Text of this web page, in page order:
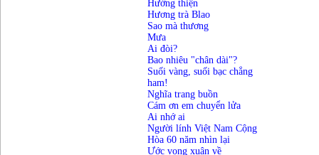
Hướng thiện
Hương trà Blao
Sao mà thương
Mưa
Ai đòi?
Bao nhiêu "chân dài"?
Suối vàng, suối bạc chẳng
ham!
Nghĩa trang buồn
Cám ơn em chuyển lửa
Ai nhớ ai
Người lính Việt Nam Cộng
Hòa 60 năm nhìn lại
Ước vọng xuân về